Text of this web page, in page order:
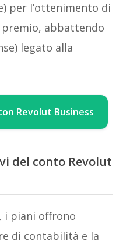
per l’ottenimento di
premio, abbattendo
legato alla
Revolut Business
del conto Revolut
, i piani offrono
di contabilità e la